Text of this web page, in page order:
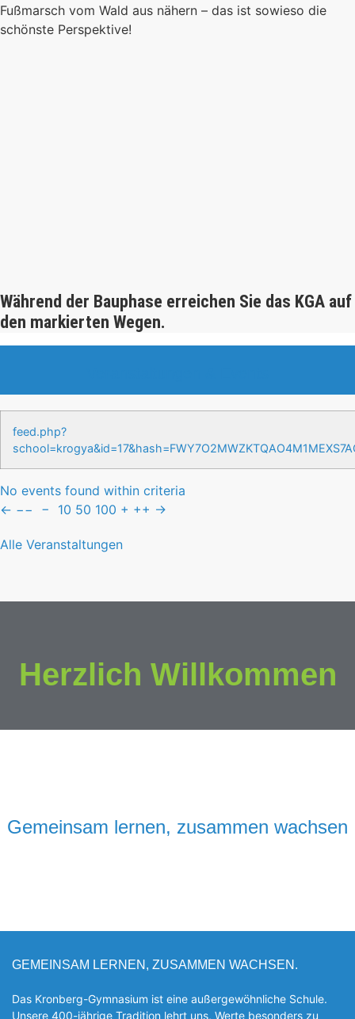
Fußmarsch vom Wald aus nähern – das ist sowieso die
schönste Perspektive!
Während der Bauphase erreichen Sie das KGA auf
den markierten Wegen.
feed.php?
No events found within criteria
← −− − 10 50 100 + ++ →
Alle Veranstaltungen
Herzlich Willkommen
Gemeinsam lernen, zusammen wachsen
GEMEINSAM LERNEN, ZUSAMMEN WACHSEN.
Das Kronberg-Gymnasium ist eine außergewöhnliche Schule.
Unsere 400-jährige Tradition lehrt uns, Werte besonders zu